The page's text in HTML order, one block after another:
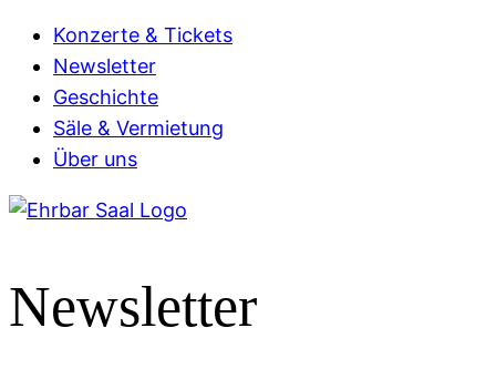
Konzerte & Tickets
Newsletter
Geschichte
Säle & Vermietung
Über uns
Newsletter